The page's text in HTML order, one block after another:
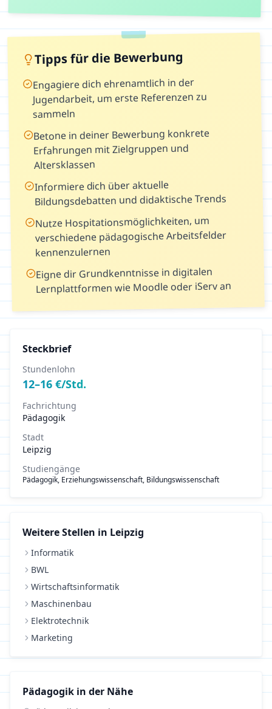
Tipps für die Bewerbung
Engagiere dich ehrenamtlich in der
Jugendarbeit, um erste Referenzen zu
sammeln
Betone in deiner Bewerbung konkrete
Erfahrungen mit Zielgruppen und
Altersklassen
Informiere dich über aktuelle
Bildungsdebatten und didaktische Trends
Nutze Hospitationsmöglichkeiten, um
verschiedene pädagogische Arbeitsfelder
kennenzulernen
Eigne dir Grundkenntnisse in digitalen
Lernplattformen wie Moodle oder iServ an
Steckbrief
Stundenlohn
12–16 €/Std.
Fachrichtung
Pädagogik
Stadt
Leipzig
Studiengänge
Pädagogik, Erziehungswissenschaft, Bildungswissenschaft
Weitere Stellen in Leipzig
Informatik
BWL
Wirtschaftsinformatik
Maschinenbau
Elektrotechnik
Marketing
Pädagogik in der Nähe